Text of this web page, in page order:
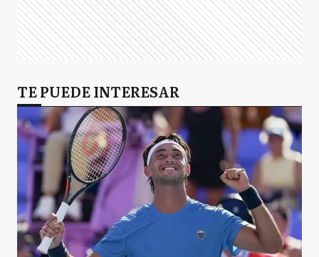
TE PUEDE INTERESAR